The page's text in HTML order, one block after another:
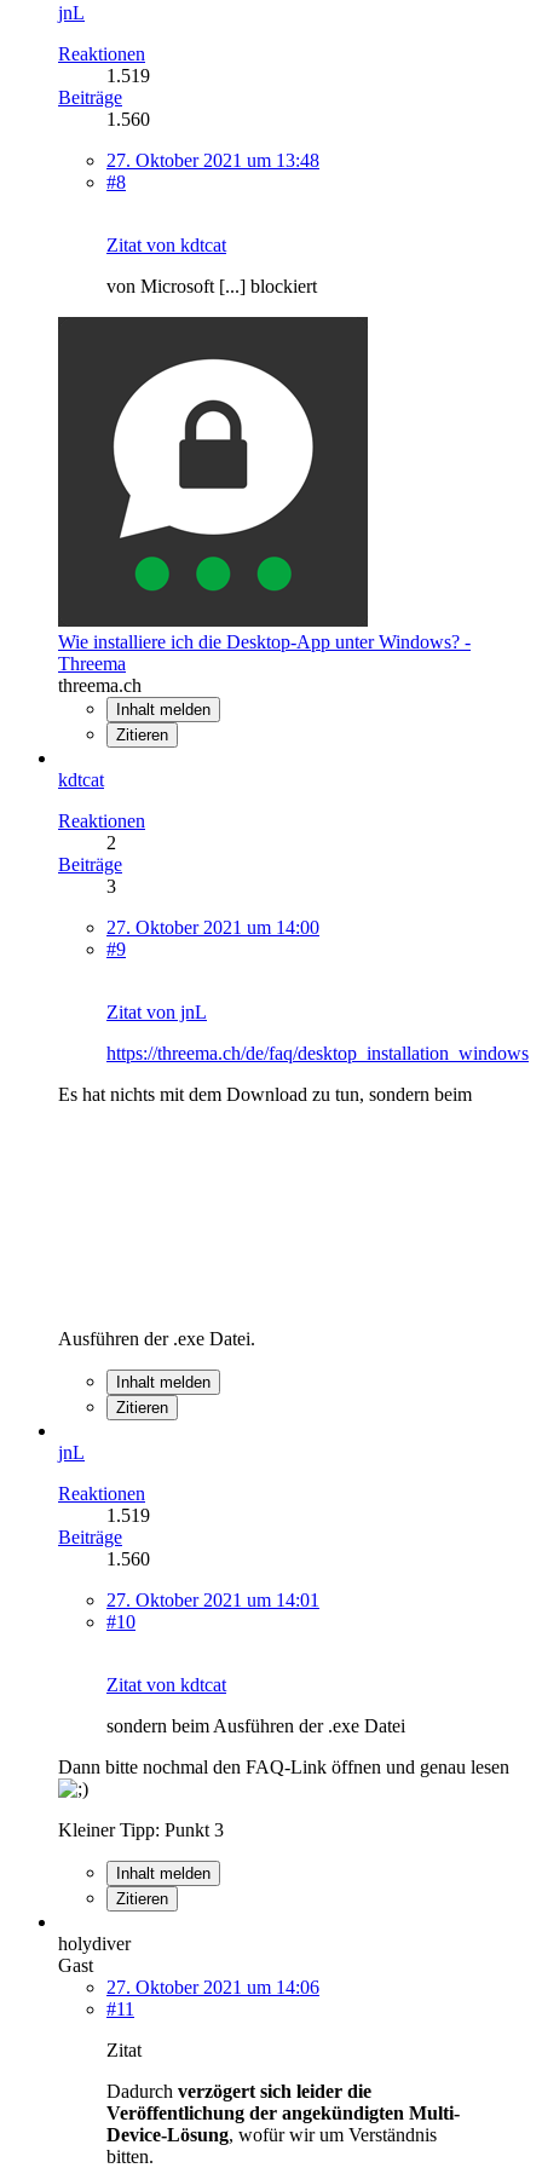
jnL
Reaktionen
1.519
Beiträge
1.560
27. Oktober 2021 um 13:48
#8
Zitat von kdtcat
von Microsoft [...] blockiert
Wie installiere ich die Desktop-App unter Windows? -
Threema
threema.ch
Inhalt melden
Zitieren
kdtcat
Reaktionen
2
Beiträge
3
27. Oktober 2021 um 14:00
#9
Zitat von jnL
https://threema.ch/de/faq/desktop_installation_windows
Es hat nichts mit dem Download zu tun, sondern beim
Ausführen der .exe Datei.
Inhalt melden
Zitieren
jnL
Reaktionen
1.519
Beiträge
1.560
27. Oktober 2021 um 14:01
#10
Zitat von kdtcat
sondern beim Ausführen der .exe Datei
Dann bitte nochmal den FAQ-Link öffnen und genau lesen
Kleiner Tipp: Punkt 3
Inhalt melden
Zitieren
holydiver
Gast
27. Oktober 2021 um 14:06
#11
Zitat
Dadurch verzögert sich leider die
Veröffentlichung der angekündigten Multi-
Device-Lösung, wofür wir um Verständnis
bitten.